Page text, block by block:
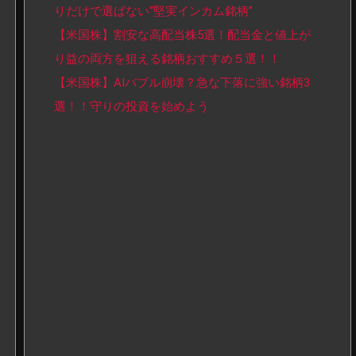
りだけで選ばない“堅実インカム銘柄”
【米国株】割安な高配当株5選！配当金と値上が
り益の両方を狙える銘柄おすすめ５選！！
【米国株】AIバブル崩壊？急な下落に強い銘柄3
選！！守りの投資を始めよう